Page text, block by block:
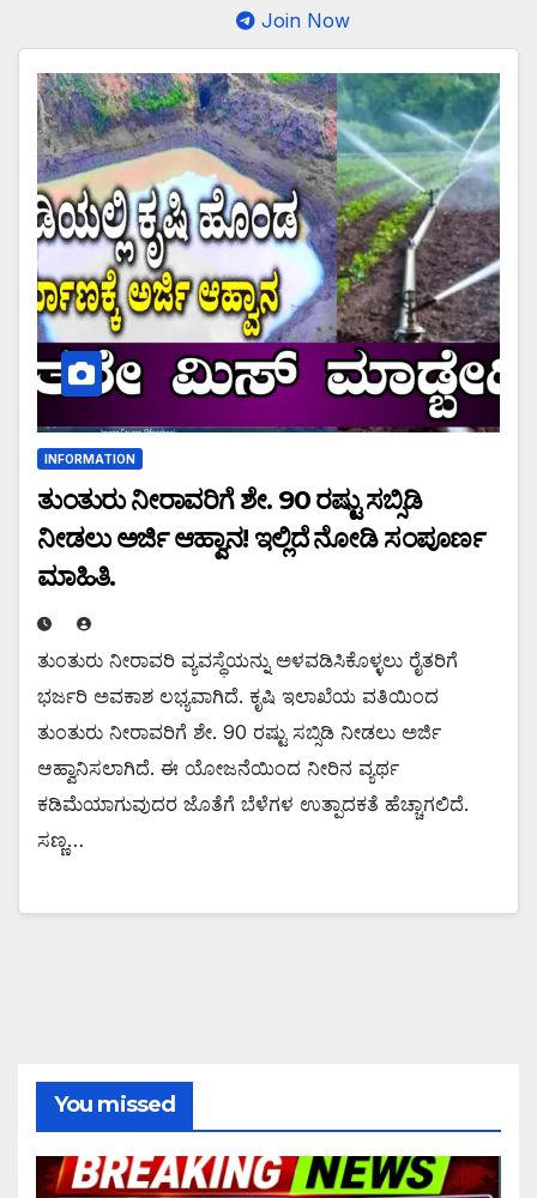
Join Now
INFORMATION
ತುಂತುರು ನೀರಾವರಿಗೆ ಶೇ. 90 ರಷ್ಟು ಸಬ್ಸಿಡಿ
ನೀಡಲು ಅರ್ಜಿ ಆಹ್ವಾನ! ಇಲ್ಲಿದೆ ನೋಡಿ ಸಂಪೂರ್ಣ
ಮಾಹಿತಿ.
ತುಂತುರು ನೀರಾವರಿ ವ್ಯವಸ್ಥೆಯನ್ನು ಅಳವಡಿಸಿಕೊಳ್ಳಲು ರೈತರಿಗೆ
ಭರ್ಜರಿ ಅವಕಾಶ ಲಭ್ಯವಾಗಿದೆ. ಕೃಷಿ ಇಲಾಖೆಯ ವತಿಯಿಂದ
ತುಂತುರು ನೀರಾವರಿಗೆ ಶೇ. 90 ರಷ್ಟು ಸಬ್ಸಿಡಿ ನೀಡಲು ಅರ್ಜಿ
ಆಹ್ವಾನಿಸಲಾಗಿದೆ. ಈ ಯೋಜನೆಯಿಂದ ನೀರಿನ ವ್ಯರ್ಥ
ಕಡಿಮೆಯಾಗುವುದರ ಜೊತೆಗೆ ಬೆಳೆಗಳ ಉತ್ಪಾದಕತೆ ಹೆಚ್ಚಾಗಲಿದೆ.
ಸಣ್ಣ…
You missed